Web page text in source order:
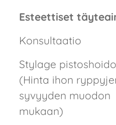
Esteettiset
Konsultaatio
Stylage
(Hinta ihon
syvyyden muodon
mukaan)